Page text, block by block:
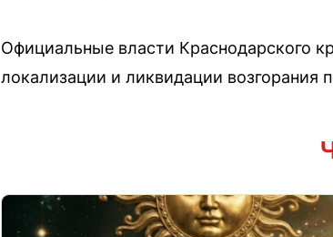
Официальные власти Краснодарского
локализации и ликвидации возгорания